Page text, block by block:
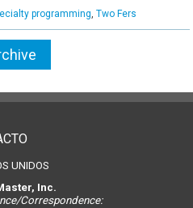
programming Two Fers
UNIDOS
Inc.
Correspondence: